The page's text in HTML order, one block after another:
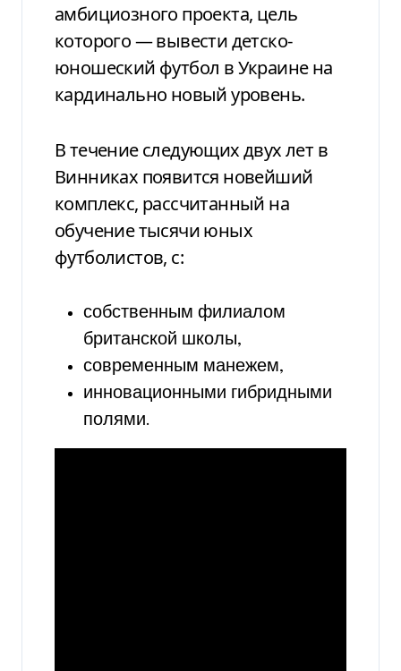
амбициозного проекта, цель
которого — вывести детско-
юношеский футбол в Украине на
кардинально новый уровень.
В течение следующих двух лет в
Винниках появится новейший
комплекс, рассчитанный на
обучение тысячи юных
футболистов, с:
собственным филиалом
британской школы,
современным манежем,
инновационными гибридными
полями.